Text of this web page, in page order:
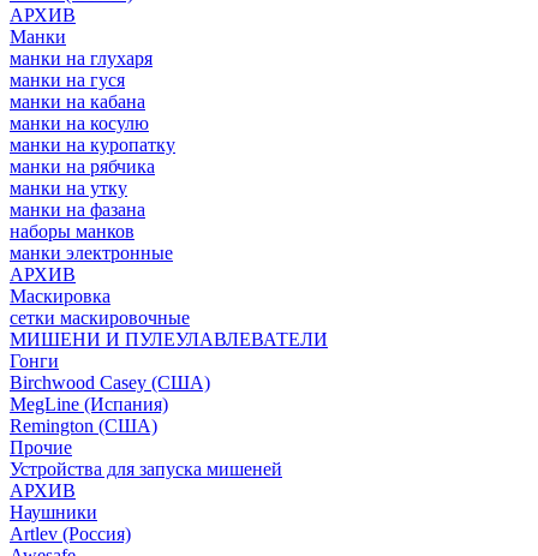
АРХИВ
Манки
манки на глухаря
манки на гуся
манки на кабана
манки на косулю
манки на куропатку
манки на рябчика
манки на утку
манки на фазана
наборы манков
манки электронные
АРХИВ
Маскировка
сетки маскировочные
МИШЕНИ И ПУЛЕУЛАВЛЕВАТЕЛИ
Гонги
Birchwood Casey (США)
MegLine (Испания)
Remington (США)
Прочие
Устройства для запуска мишеней
АРХИВ
Наушники
Artlev (Россия)